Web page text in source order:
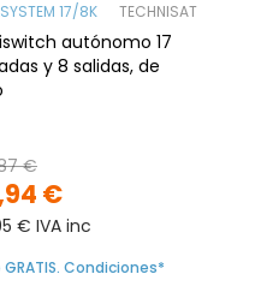
17/8K TECHNISAT
autónomo 17
y 8 salidas, de
€
€
€ IVA inc
GRATIS. Condiciones*